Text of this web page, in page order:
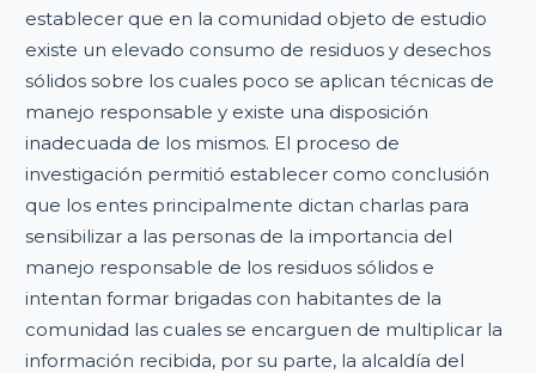
establecer que en la comunidad objeto de estudio
existe un elevado consumo de residuos y desechos
sólidos sobre los cuales poco se aplican técnicas de
manejo responsable y existe una disposición
inadecuada de los mismos. El proceso de
investigación permitió establecer como conclusión
que los entes principalmente dictan charlas para
sensibilizar a las personas de la importancia del
manejo responsable de los residuos sólidos e
intentan formar brigadas con habitantes de la
comunidad las cuales se encarguen de multiplicar la
información recibida, por su parte, la alcaldía del